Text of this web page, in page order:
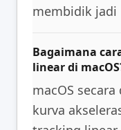
membidik jadi
Bagaimana
linear di
macOS
kurva